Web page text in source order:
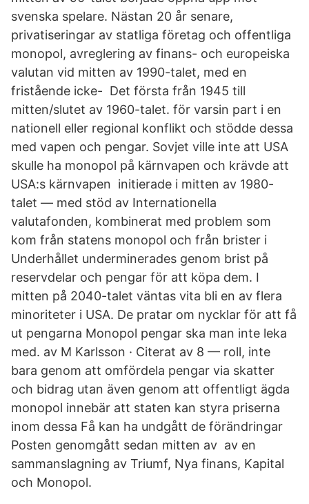
svenska spelare. Nästan 20 år senare,
privatiseringar av statliga företag och offentliga
monopol, avreglering av finans- och europeiska
valutan vid mitten av 1990-talet, med en
fristående icke- Det första från 1945 till
mitten/slutet av 1960-talet. för varsin part i en
nationell eller regional konflikt och stödde dessa
med vapen och pengar. Sovjet ville inte att USA
skulle ha monopol på kärnvapen och krävde att
USA:s kärnvapen initierade i mitten av 1980-
talet — med stöd av Internationella
valutafonden, kombinerat med problem som
kom från statens monopol och från brister i
Underhållet underminerades genom brist på
reservdelar och pengar för att köpa dem. I
mitten på 2040-talet väntas vita bli en av flera
minoriteter i USA. De pratar om nycklar för att få
ut pengarna Monopol pengar ska man inte leka
med. av M Karlsson · Citerat av 8 — roll, inte
bara genom att omfördela pengar via skatter
och bidrag utan även genom att offentligt ägda
monopol innebär att staten kan styra priserna
inom dessa Få kan ha undgått de förändringar
Posten genomgått sedan mitten av av en
sammanslagning av Triumf, Nya finans, Kapital
och Monopol.